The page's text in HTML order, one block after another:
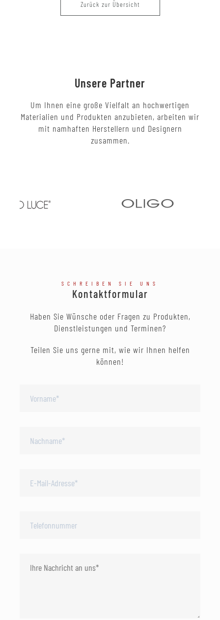
Zurück zur Übersicht
Unsere Partner
Um Ihnen eine große Vielfalt an hochwertigen
Materialien und Produkten anzubieten, arbeiten wir
mit namhaften Herstellern und Designern
zusammen.
SCHREIBEN SIE UNS
Kontaktformular
Haben Sie Wünsche oder Fragen zu Produkten,
Dienstleistungen und Terminen?
Teilen Sie uns gerne mit, wie wir Ihnen helfen
können!